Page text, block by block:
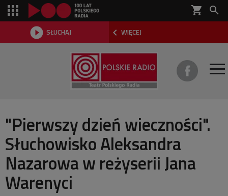
shopping_cart 
 SŁUCHAJ  WIĘCEJ

REPERTUAR
SŁUCHOWISKA
AKTUALNOŚCI
"Pierwszy dzień wieczności".
Słuchowisko Aleksandra
Nazarowa w reżyserii Jana
Warenyci